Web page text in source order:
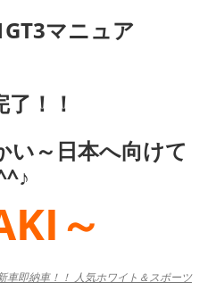
マニュア
！！
い～日本へ向けて
～
車即納車！！ 人気ホワイト＆スポーツ